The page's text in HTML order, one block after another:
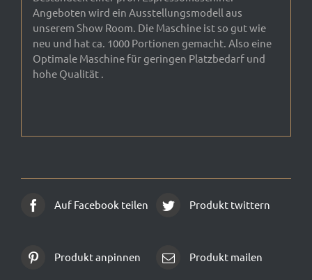
Angeboten wird ein Ausstellungsmodell aus
unserem Show Room. Die Maschine ist so gut wie
neu und hat ca. 1000 Portionen gemacht. Also eine
Optimale Maschine für geringen Platzbedarf und
hohe Qualität .
Auf Facebook teilen Produkt twittern
Produkt anpinnen Produkt mailen